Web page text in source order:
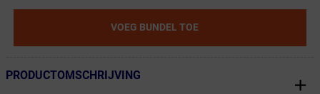
VOEG BUNDEL TOE
← Terug naar productnavigatie
PRODUCTOMSCHRIJVING